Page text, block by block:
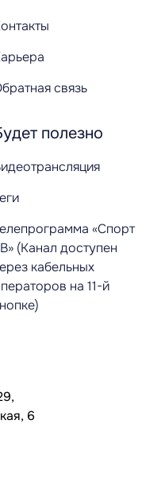
связь
полезно
«Спорт
(Канал доступен
кабельных
на 11-й
6